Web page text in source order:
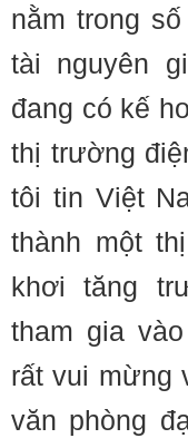
nằm trong
tài nguyên
đang có kế
thị trường
tôi tin Việt
thành một
khơi tăng
tham gia
rất vui mừng
văn phòng